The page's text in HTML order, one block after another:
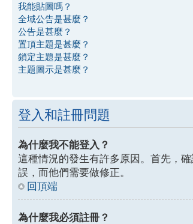
我能貼圖嗎？
全域公告是甚麼？
公告是甚麼？
置頂主題是甚麼？
鎖定主題是甚麼？
主題圖示是甚麼？
登入和註冊問題
為什麼我不能登入？
這種情況的發生有許多原因。首先，
誤，而他們需要做修正。
回頂端
為什麼我必須註冊？